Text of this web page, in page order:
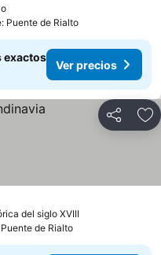
Puente de Rialto
exactos
Ver precios
Compartir
del siglo XVIII
de Rialto